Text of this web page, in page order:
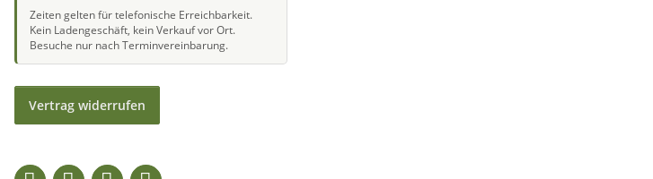
Zeiten gelten für telefonische Erreichbarkeit.
Kein Ladengeschäft, kein Verkauf vor Ort.
Besuche nur nach Terminvereinbarung.
Vertrag widerrufen